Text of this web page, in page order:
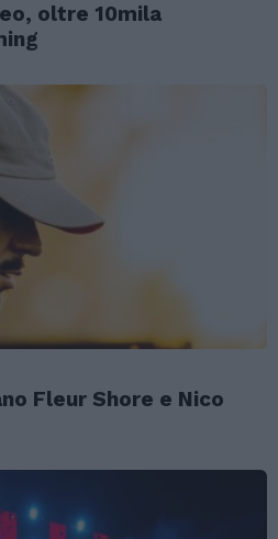
oltre 10mila
Fleur Shore e Nico